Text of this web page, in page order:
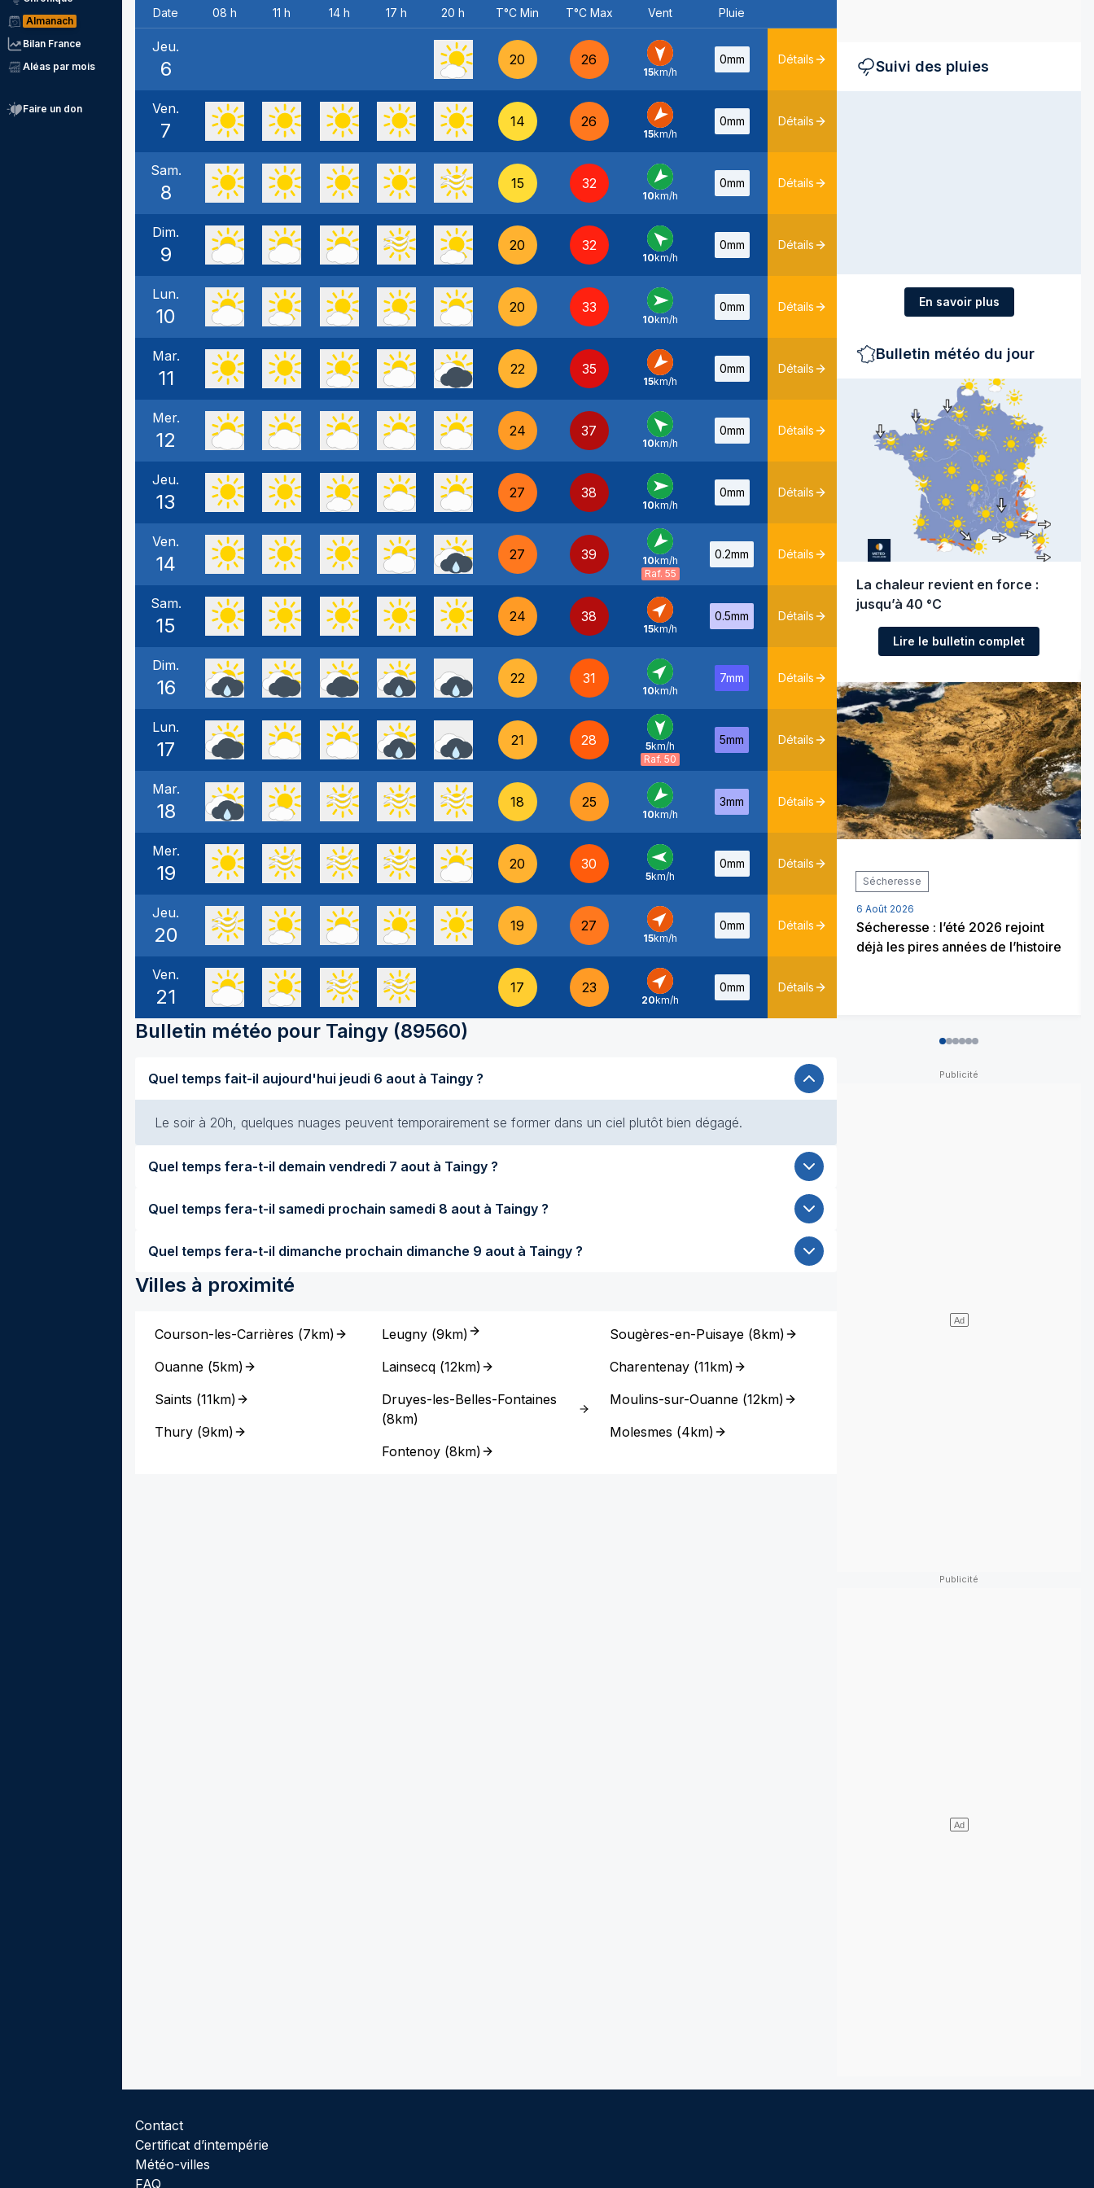
Almanach
Bilan France
Aléas par mois
Faire un don
Date 08 h 11 h 14 h 17 h 20 h T°C Min T°C Max Vent Pluie
Jeu.
6 20 26
N -
15km/h
0mm Détails
Ven.
7 14 26
NE -
15km/h
0mm Détails
Sam.
8 15 32
NE -
10km/h
0mm Détails
Dim.
9 20 32
SE -
10km/h
0mm Détails
Lun.
10 20 33
O -
10km/h
0mm Détails
Mar.
11 22 35
NE -
15km/h
0mm Détails
Mer.
12 24 37
SE -
10km/h
0mm Détails
Jeu.
13 27 38
O -
10km/h
0mm Détails
Ven.
14 27 39
NE -
10km/h
Raf. 55
0.2mm Détails
Sam.
15 24 38
SO -
15km/h
0.5mm Détails
Dim.
16 22 31
SO -
10km/h
7mm Détails
Lun.
17 21 28
N -
5km/h
Raf. 50
5mm Détails
Mar.
18 18 25
NE -
10km/h
3mm Détails
Mer.
19 20 30
E -
5km/h
0mm Détails
Jeu.
20 19 27
SO -
15km/h
0mm Détails
Ven.
21 17 23
SO -
20km/h
0mm Détails
Bulletin météo pour Taingy (89560)
Quel temps fait-il aujourd'hui jeudi 6 aout à Taingy ?
Le soir à 20h, quelques nuages peuvent temporairement se former dans un ciel plutôt bien dégagé.
Quel temps fera-t-il demain vendredi 7 aout à Taingy ?
Quel temps fera-t-il samedi prochain samedi 8 aout à Taingy ?
Quel temps fera-t-il dimanche prochain dimanche 9 aout à Taingy ?
Villes à proximité
Courson-les-Carrières (7km)
Ouanne (5km)
Saints (11km)
Thury (9km)
Leugny (9km)
Lainsecq (12km)
Druyes-les-Belles-Fontaines
(8km)
Fontenoy (8km)
Sougères-en-Puisaye(8km)
Charentenay(11km)
Moulins-sur-Ouanne(12km)
Molesmes (4km)
Suivi des pluies
En savoir plus
Bulletin météo du jour
La chaleur revient en force :
jusqu’à 40 °C
Lire le bulletin complet
Sécheresse
6 Août 2026
Sécheresse : l’été 2026 rejoint
déjà les pires années de l’histoire
Contact
Certificat d’intempérie
Météo-villes
FAQ